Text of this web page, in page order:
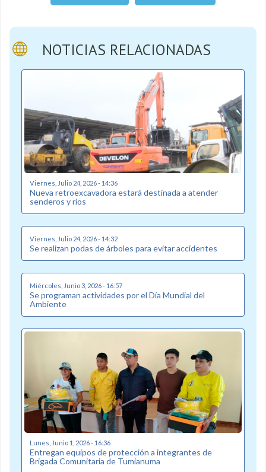
NOTICIAS RELACIONADAS
Viernes, Julio 24, 2026 - 14:36
Nueva retroexcavadora estará destinada a atender
senderos y ríos
Viernes, Julio 24, 2026 - 14:32
Se realizan podas de árboles para evitar accidentes
Miércoles, Junio 3, 2026 - 16:57
Se programan actividades por el Día Mundial del
Ambiente
Lunes, Junio 1, 2026 - 16:36
Entregan equipos de protección a integrantes de
Brigada Comunitaria de Tumianuma